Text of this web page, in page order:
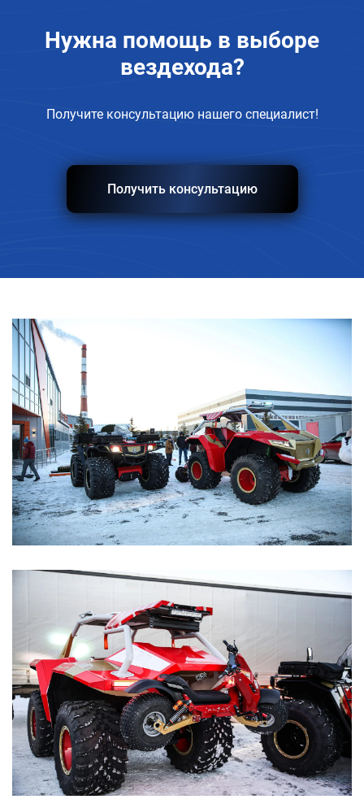
Нужна помощь в выборе
вездехода?
Получите консультацию нашего специалист!
Получить консультацию